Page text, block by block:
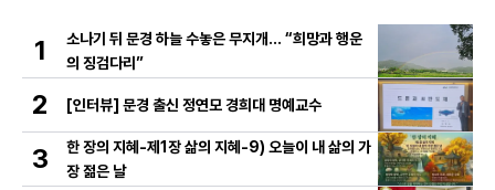
1
소나기 뒤 문경 하늘 수놓은 무지개… “희망과 행운
의 징검다리”
2 [인터뷰] 문경 출신 정연모 경희대 명예교수
3
한 장의 지혜-제1장 삶의 지혜-9) 오늘이 내 삶의 가
장 젊은 날